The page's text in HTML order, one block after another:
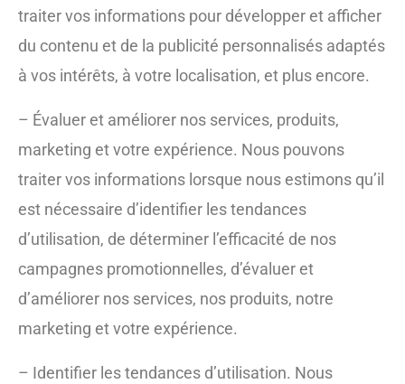
traiter vos informations pour développer et afficher
du contenu et de la publicité personnalisés adaptés
à vos intérêts, à votre localisation, et plus encore.
– Évaluer et améliorer nos services, produits,
marketing et votre expérience. Nous pouvons
traiter vos informations lorsque nous estimons qu’il
est nécessaire d’identifier les tendances
d’utilisation, de déterminer l’efficacité de nos
campagnes promotionnelles, d’évaluer et
d’améliorer nos services, nos produits, notre
marketing et votre expérience.
– Identifier les tendances d’utilisation. Nous